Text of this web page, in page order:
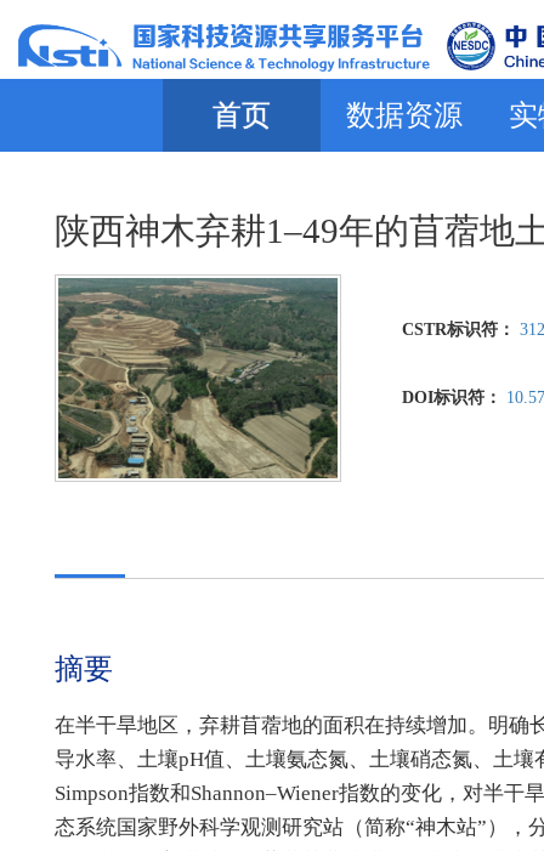
首页 数据资源
陕西神木弃耕1–49年的苜蓿地
CSTR标识符：
DOI标识符：
摘要
在半干旱地区，弃耕苜蓿地的面积在持续增加。明
导水率、土壤pH值、土壤氨态氮、土壤硝态氮、土
Simpson指数和Shannon–Wiener指数的变化，对半
态系统国家野外科学观测研究站（简称“神木站”），